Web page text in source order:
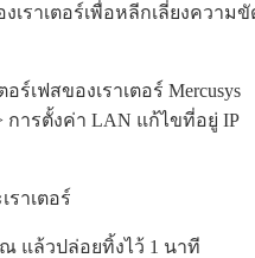
เราเตอร์เพื่อหลีกเลี่ยงความขั
เฟสของเราเตอร์ Mercusys
การตั้งค่า LAN แก้ไขที่อยู่ IP
าเตอร์
แล้วปล่อยทิ้งไว้ 1 นาที